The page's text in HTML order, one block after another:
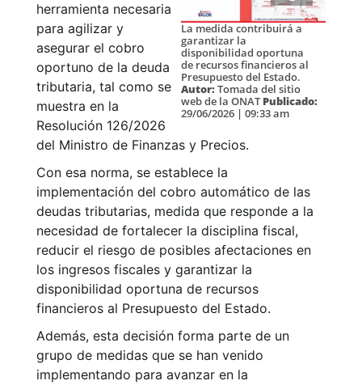
Ver Más
La medida contribuirá a
garantizar la
disponibilidad oportuna
de recursos financieros al
Presupuesto del Estado.
Autor: Tomada del sitio
web de la ONAT Publicado:
29/06/2026 | 09:33 am
herramienta necesaria
para agilizar y
asegurar el cobro
oportuno de la deuda
tributaria, tal como se
muestra en la
Resolución 126/2026
del Ministro de Finanzas y Precios.
Con esa norma, se establece la
implementación del cobro automático de las
deudas tributarias, medida que responde a la
necesidad de fortalecer la disciplina fiscal,
reducir el riesgo de posibles afectaciones en
los ingresos fiscales y garantizar la
disponibilidad oportuna de recursos
financieros al Presupuesto del Estado.
Además, esta decisión forma parte de un
grupo de medidas que se han venido
implementando para avanzar en la